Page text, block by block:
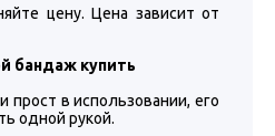
цену. Цена зависит от
бандаж купить
прост в использовании, его
одной рукой.